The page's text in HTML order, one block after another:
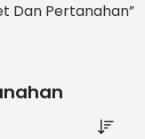
Dan Pertanahan”